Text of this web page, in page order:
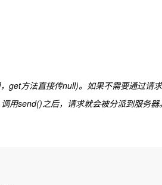
get方法直接传null)。如果不需要通过请求
用send()之后，请求就会被分派到服务器